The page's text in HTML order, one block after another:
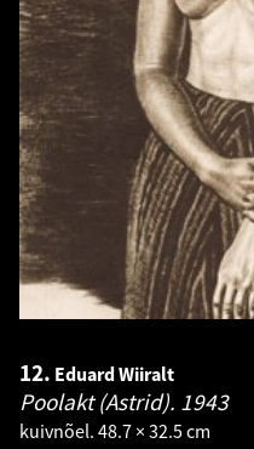
12. Eduard Wiiralt
Poolakt (Astrid). 1943
kuivnõel. 48.7 × 32.5 cm